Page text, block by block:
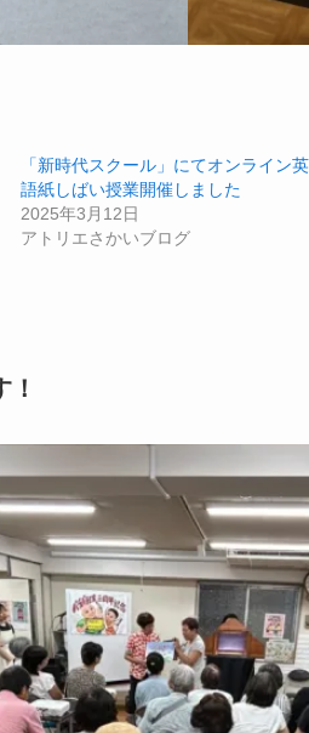
「新時代スクール」にてオンライン英
語紙しばい授業開催しました
2025年3月12日
アトリエさかいブログ